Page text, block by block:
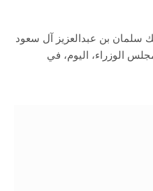
سلمان بن عبدالعزيز آل سعود
الوزراء، اليوم، في